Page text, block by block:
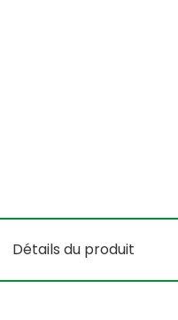
Détails du produit